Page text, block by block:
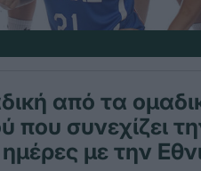
από τα
συνεχίζει
με την